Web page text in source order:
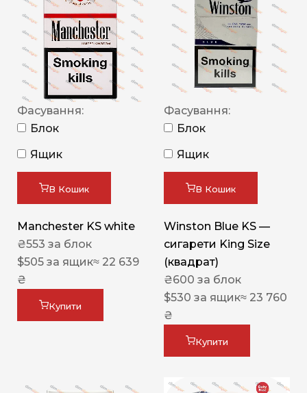
Фасування:
Блок
Ящик
В Кошик
Manchester KS white
₴553 за блок
$505 за ящик≈ 22 639
₴
Купити
Фасування:
Блок
Ящик
В Кошик
Winston Blue KS —
сигарети King Size
(квадрат)
₴600 за блок
$530 за ящик≈ 23 760
₴
Купити